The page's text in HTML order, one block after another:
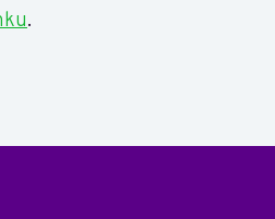
.